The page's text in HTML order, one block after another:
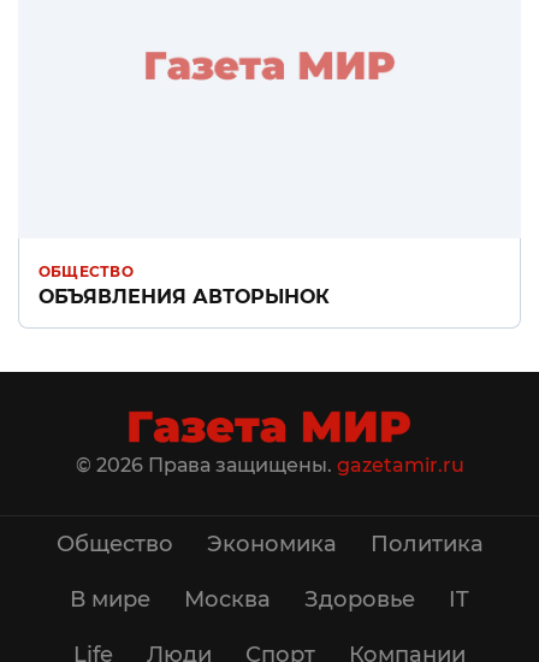
ОБЩЕСТВО
ОБЪЯВЛЕНИЯ АВТОРЫНОК
© 2026 Права защищены. gazetamir.ru
Общество Экономика Политика
В мире Москва Здоровье IT
Life Люди Спорт Компании